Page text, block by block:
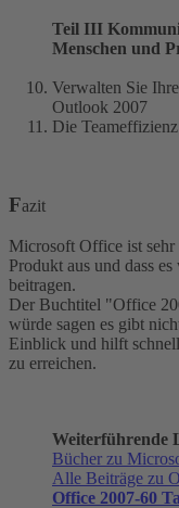
Teil III
Menschen und
Verwalten Sie
Outlook 2007
Die
Fazit
Microsoft Office ist
Produkt aus und dass
beitragen.
Der Buchtitel "Office
würde sagen es gibt
Einblick und hilft
zu erreichen.
Weiterführende
Bücher zu
Alle Beiträge zu
Office 2007-60